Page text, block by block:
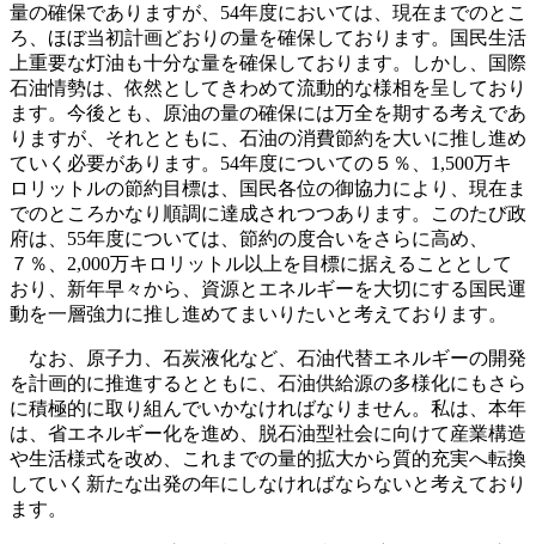
量の確保でありますが、54年度においては、現在までのとこ
ろ、ほぼ当初計画どおりの量を確保しております。国民生活
上重要な灯油も十分な量を確保しております。しかし、国際
石油情勢は、依然としてきわめて流動的な様相を呈しており
ます。今後とも、原油の量の確保には万全を期する考えであ
りますが、それとともに、石油の消費節約を大いに推し進め
ていく必要があります。54年度についての５％、1,500万キ
ロリットルの節約目標は、国民各位の御協力により、現在ま
でのところかなり順調に達成されつつあります。このたび政
府は、55年度については、節約の度合いをさらに高め、
７％、2,000万キロリットル以上を目標に据えることとして
おり、新年早々から、資源とエネルギーを大切にする国民運
動を一層強力に推し進めてまいりたいと考えております。
なお、原子力、石炭液化など、石油代替エネルギーの開発
を計画的に推進するとともに、石油供給源の多様化にもさら
に積極的に取り組んでいかなければなりません。私は、本年
は、省エネルギー化を進め、脱石油型社会に向けて産業構造
や生活様式を改め、これまでの量的拡大から質的充実へ転換
していく新たな出発の年にしなければならないと考えており
ます。